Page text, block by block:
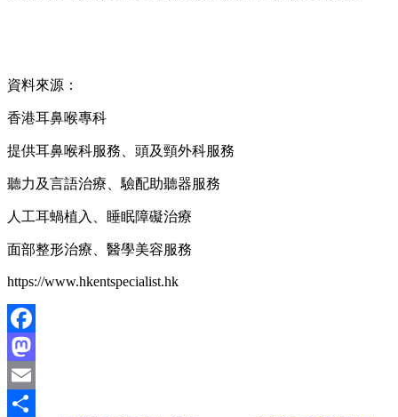
資料來源：
香港耳鼻喉專科
提供耳鼻喉科服務、頭及頸外科服務
聽力及言語治療、驗配助聽器服務
人工耳蝸植入、睡眠障礙治療
面部整形治療、醫學美容服務
https://www.hkentspecialist.hk
Facebook
Mastodon
Email